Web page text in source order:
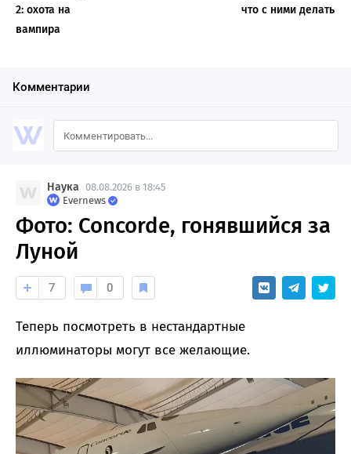
2: охота на
вампира
что с ними делать
Комментарии
Наука 08.08.2026 в 18:45
Evernews
Фото: Concorde, гонявшийся за
Луной
7 0
Теперь посмотреть в нестандартные
иллюминаторы могут все желающие.